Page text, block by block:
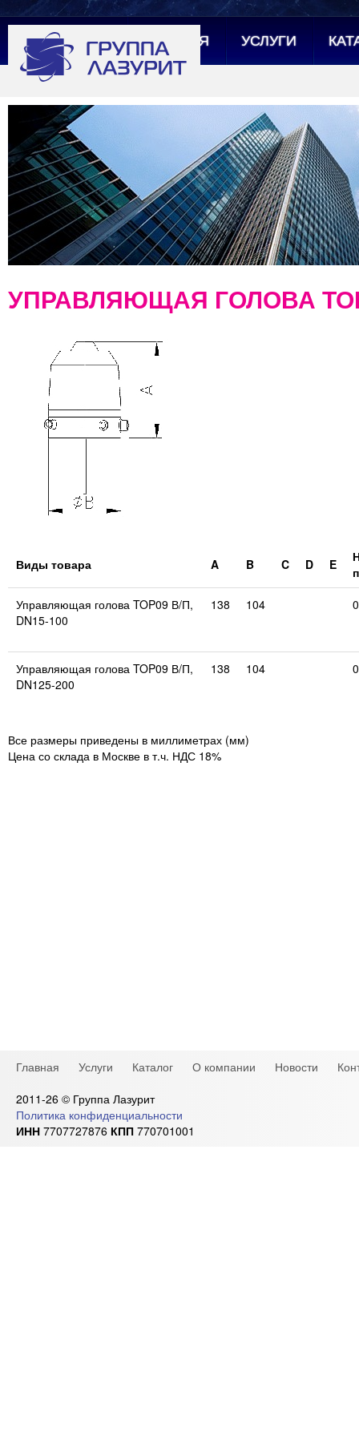
ГЛАВНАЯ УСЛУГИ
УПРАВЛЯЮЩАЯ ГОЛОВА
Виды товара A B C D E
Управляющая голова TOP09 В/П,
DN15-100
138 104
Управляющая голова TOP09 В/П,
DN125-200
138 104
Все размеры приведены в миллиметрах (мм)
Цена со склада в Москве в т.ч. НДС 18%
Главная Услуги Каталог О компании Новости
2011-26 © Группа Лазурит
Политика конфиденциальности
ИНН 7707727876 КПП 770701001